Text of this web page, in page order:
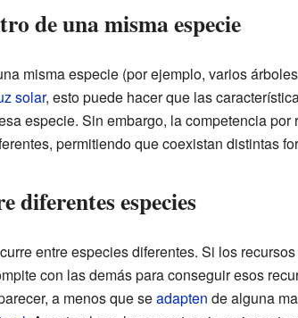
de una misma especie
misma especie (por ejemplo, varios
solar, esto puede hacer que las
especie. Sin embargo, la competencia
permitiendo que coexistan distintas
diferentes especies
entre especies diferentes. Si los
con las demás para conseguir esos
a menos que seadapten de alguna